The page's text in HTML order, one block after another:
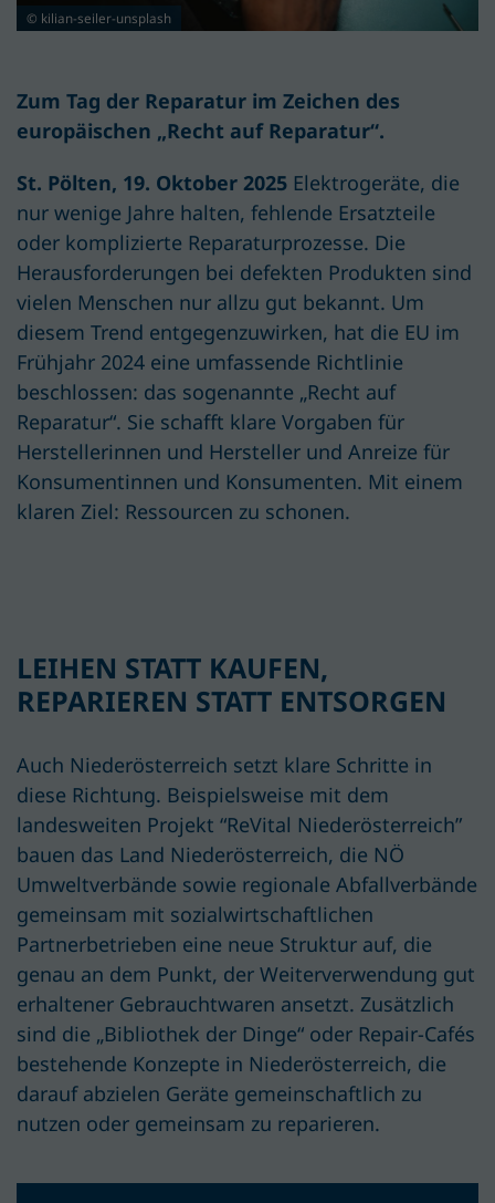
© kilian-seiler-unsplash
Zum Tag der Reparatur im Zeichen des
europäischen „Recht auf Reparatur“.
St. Pölten, 19. Oktober 2025 Elektrogeräte, die
nur wenige Jahre halten, fehlende Ersatzteile
oder komplizierte Reparaturprozesse. Die
Herausforderungen bei defekten Produkten sind
vielen Menschen nur allzu gut bekannt. Um
diesem Trend entgegenzuwirken, hat die EU im
Frühjahr 2024 eine umfassende Richtlinie
beschlossen: das sogenannte „Recht auf
Reparatur“. Sie schafft klare Vorgaben für
Herstellerinnen und Hersteller und Anreize für
Konsumentinnen und Konsumenten. Mit einem
klaren Ziel: Ressourcen zu schonen.
LEIHEN STATT KAUFEN,
REPARIEREN STATT ENTSORGEN
Auch Niederösterreich setzt klare Schritte in
diese Richtung. Beispielsweise mit dem
landesweiten Projekt “ReVital Niederösterreich”
bauen das Land Niederösterreich, die NÖ
Umweltverbände sowie regionale Abfallverbände
gemeinsam mit sozialwirtschaftlichen
Partnerbetrieben eine neue Struktur auf, die
genau an dem Punkt, der Weiterverwendung gut
erhaltener Gebrauchtwaren ansetzt. Zusätzlich
sind die „Bibliothek der Dinge“ oder Repair-Cafés
bestehende Konzepte in Niederösterreich, die
darauf abzielen Geräte gemeinschaftlich zu
nutzen oder gemeinsam zu reparieren.